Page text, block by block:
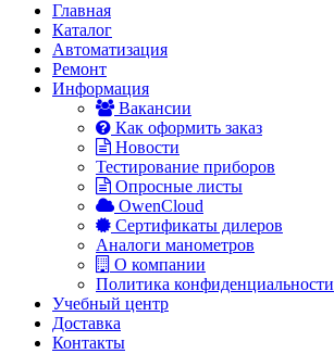
Главная
Каталог
Автоматизация
Ремонт
Информация
Вакансии
Как оформить заказ
Новости
Тестирование приборов
Опросные листы
OwenCloud
Сертификаты дилеров
Аналоги манометров
О компании
Политика конфиденциальности
Учебный центр
Доставка
Контакты